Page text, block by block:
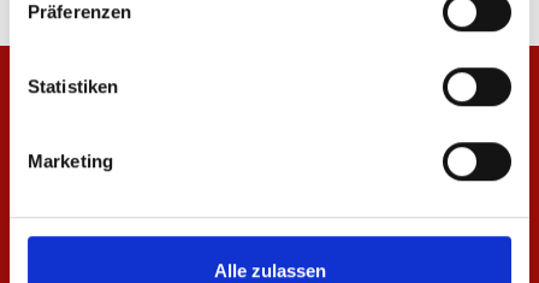
Präferenzen
Statistiken
Marketing
Alle zulassen